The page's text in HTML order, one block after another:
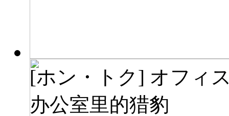
[ホン・トク] オフィ
办公室里的猎豹